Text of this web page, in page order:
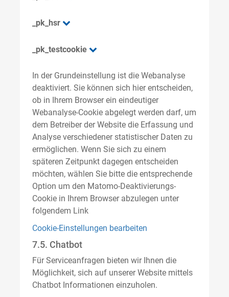
_pk_hsr
_pk_testcookie
In der Grundeinstellung ist die Webanalyse
deaktiviert. Sie können sich hier entscheiden,
ob in Ihrem Browser ein eindeutiger
Webanalyse-Cookie abgelegt werden darf, um
dem Betreiber der Website die Erfassung und
Analyse verschiedener statistischer Daten zu
ermöglichen. Wenn Sie sich zu einem
späteren Zeitpunkt dagegen entscheiden
möchten, wählen Sie bitte die entsprechende
Option um den Matomo-Deaktivierungs-
Cookie in Ihrem Browser abzulegen unter
folgendem Link
Cookie-Einstellungen bearbeiten
7.5. Chatbot
Für Serviceanfragen bieten wir Ihnen die
Möglichkeit, sich auf unserer Website mittels
Chatbot Informationen einzuholen.